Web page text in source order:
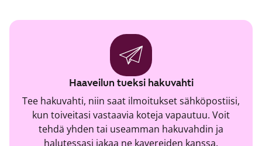
Haaveilun tueksi hakuvahti
Tee hakuvahti, niin saat ilmoitukset sähköpostiisi,
kun toiveitasi vastaavia koteja vapautuu. Voit
tehdä yhden tai useamman hakuvahdin ja
halutessasi jakaa ne kavereiden kanssa.